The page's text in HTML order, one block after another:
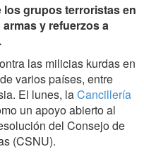
los grupos terroristas en
y refuerzos a
las milicias kurdas en
varios países, entre
El lunes, laCancillería
un apoyo abierto al
del Consejo de
(CSNU).